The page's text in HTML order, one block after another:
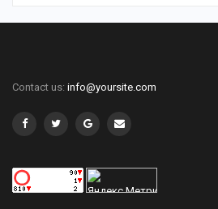
Contact us: info@yoursite.com